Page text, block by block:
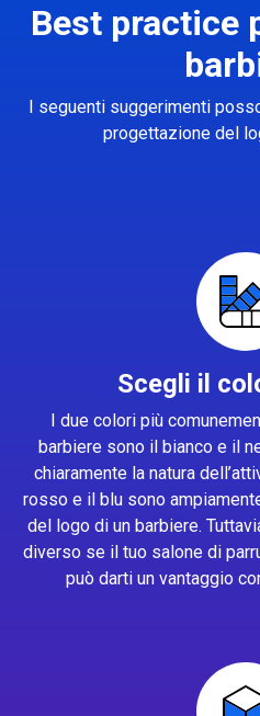
Best practice
I seguenti suggerimenti
progettazione del
Scegli il
I due colori più
barbiere sono il bianco e il
chiaramente la natura
rosso e il blu sono
del logo di un barbiere.
diverso se il tuo salone di
può darti un vantaggio